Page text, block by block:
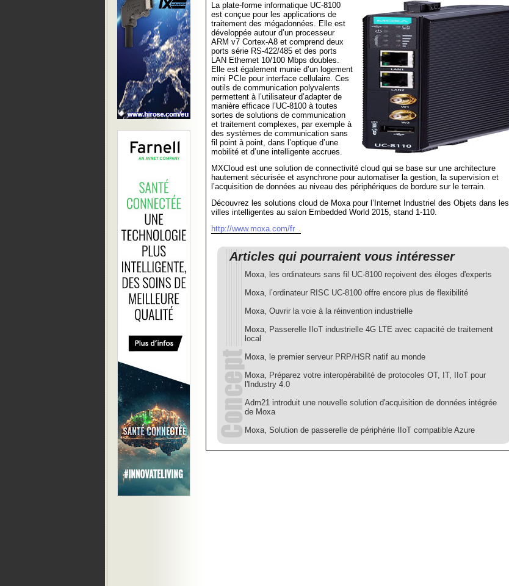
La plate-forme informatique UC-8100
est conçue pour les applications de
traitement des mégadonnées. Elle est
développée autour d’un processeur
ARM v7 Cortex-A8 et comprend deux
ports série RS-422/485 et des ports
LAN Ethernet 10/100 Mbps doubles.
Elle est également munie d’un logement
mini PCIe pour interface cellulaire. Ces
outils de communication polyvalents
permettent à l’utilisateur d’adapter de
manière efficace l’UC-8100 à toutes
sortes de solutions de communication
et traitement complexes, par exemple à
des systèmes de communication sans
fil point à point, dans l’optique d’une
mobilité et d’une intelligente accrues.
MXCloud est une solution de connectivité cloud qui se base sur une architecture
hautement sécurisée et asynchrone pour automatiser la gestion, la supervision et
l’acquisition de données au niveau des périphériques de bordure sur le terrain.
Découvrez les solutions cloud de Moxa pour l’Internet Industriel des Objets dans les
villes intelligentes au salon Embedded World 2015, stand 1-110.
http://www.moxa.com/fr
Articles qui pourraient vous intéresser
Moxa, les ordinateurs sans fil UC-8100 reçoivent des éloges d'experts
Moxa, l’ordinateur RISC UC-8100 offre encore plus de flexibilité
Moxa, Ouvrir la voie à la réinvention industrielle
Moxa, Passerelle IIoT industrielle 4G LTE avec capacité de traitement
local
Moxa, le premier serveur PRP/HSR natif au monde
Moxa, Préparez votre interopérabilité de protocoles OT, IT, IIoT pour
l'Industry 4.0
Adm21 introduit une nouvelle solution d'acquisition de données intégrée
de Moxa
Moxa, Solution de passerelle de périphérie IIoT compatible Azure